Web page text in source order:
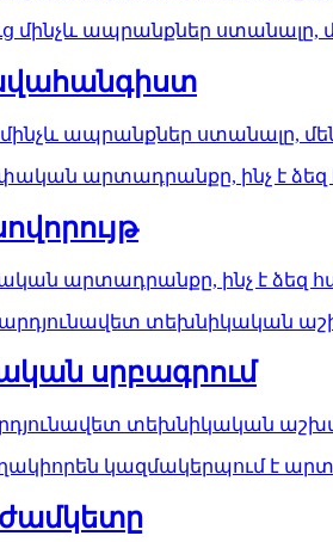
մինչև ապրանքներ ստանալը,
արտադրանքը, ինչ է ձեզ
​​սրբագրում
տեխնիկական